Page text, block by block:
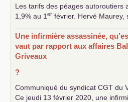
Les tarifs des péages autoroutiers
1,9% au 1 er février. Hervé
Une infirmière assassinée,
vaut par rapport aux affaires
Griveaux
?
Communiqué du syndicat CGT du
Ce jeudi 13 février 2020, une